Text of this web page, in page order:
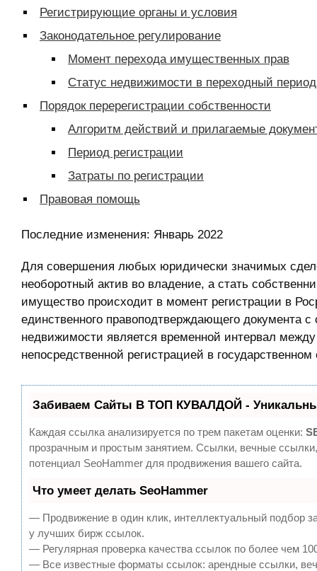
Регистрирующие органы и условия
Законодательное регулирование
Момент перехода имущественных прав
Статус недвижимости в переходный период
Порядок перерегистрации собственности
Алгоритм действий и прилагаемые
Период регистрации
Затраты по регистрации
Правовая помощь
Последние изменения: Январь 2022
Для совершения любых юридически значимых
необоротный актив во владение, а стать
имущество происходит в момент регистрации в
единственного правоподтверждающего документа
недвижимости является временной интервал
непосредственной регистрацией в государственном
Забиваем Сайты В ТОП КУВАЛДОЙ -
Каждая ссылка анализируется по трем пакетам оценки:
прозрачным и простым занятием. Ссылки, вечные
потенциал SeoHammer для продвижения вашего сайта.
Что умеет делать SeoHammer
— Продвижение в один клик, интеллектуальный подбор
у лучших бирж ссылок.
— Регулярная проверка качества ссылок по более чем
— Все известные форматы ссылок: арендные ссылки,